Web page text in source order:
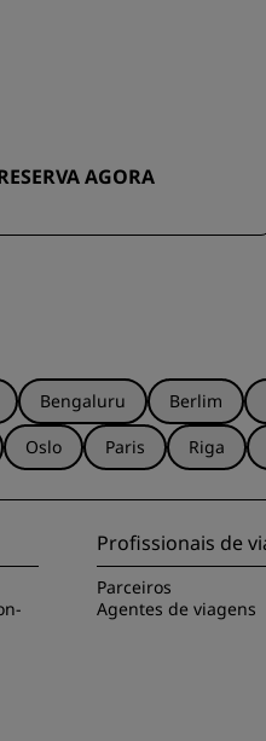
AGORA
Bengaluru Berlim
Oslo Paris Riga
Profissionais de
Parceiros
Agentes de viagens